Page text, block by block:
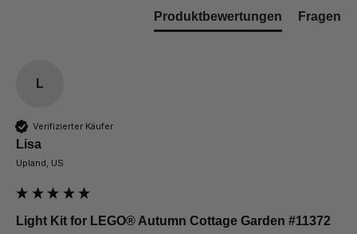
Produktbewertungen Fragen
L
Verifizierter Käufer
Lisa
Upland, US
Light Kit for LEGO® Autumn Cottage Garden #11372